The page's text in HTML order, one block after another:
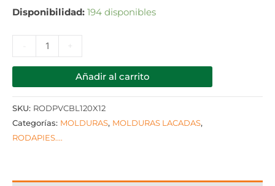
Disponibilidad: 194 disponibles
+
Añadir al carrito
SKU: RODPVCBL120X12
Categorías: MOLDURAS, MOLDURAS LACADAS,
RODAPIES....